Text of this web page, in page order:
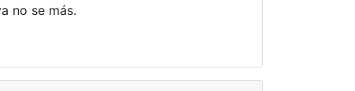
no se más.